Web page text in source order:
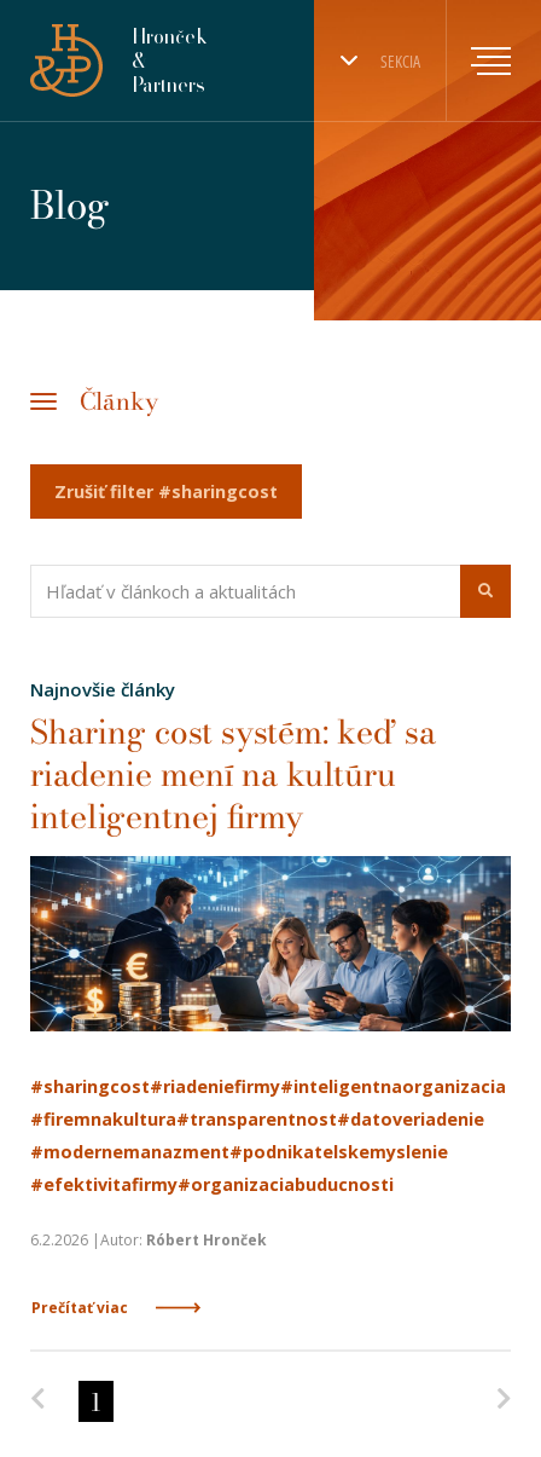
SEKCIA
Hronček
&
Partners
Blog
Články
Zrušiť filter #sharingcost
Najnovšie články
Sharing cost systém: keď sa
riadenie mení na kultúru
inteligentnej firmy
#sharingcost#riadeniefirmy#inteligentnaorganizacia
#firemnakultura#transparentnost#datoveriadenie
#modernemanazment#podnikatelskemyslenie
#efektivitafirmy#organizaciabuducnosti
6.2.2026 |Autor: Róbert Hronček
Prečítať viac
Predchádzajúca strana
1